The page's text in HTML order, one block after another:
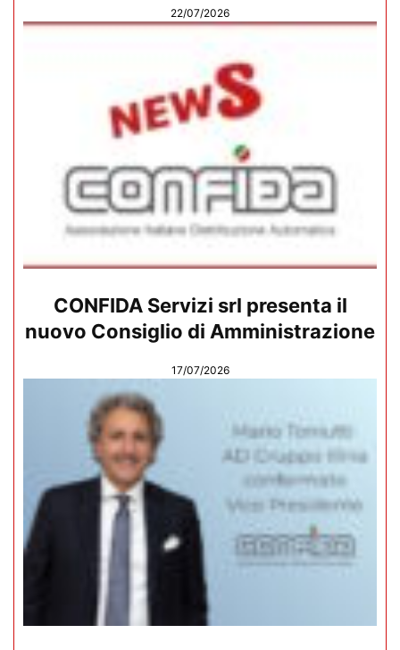
22/07/2026
CONFIDA Servizi srl presenta il
nuovo Consiglio di Amministrazione
17/07/2026